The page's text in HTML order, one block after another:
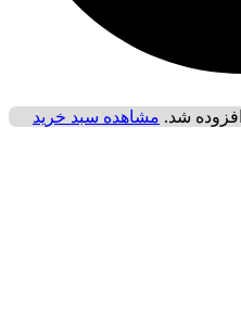
مشاهده سبد خرید